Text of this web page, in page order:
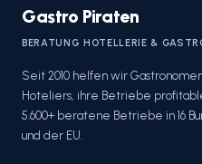
Gastro Piraten
BERATUNG HOTELLERIE &
Seit 2010 helfen wir
Hoteliers, ihre Betriebe
5.600+ beratene Betriebe in 16
und der EU.